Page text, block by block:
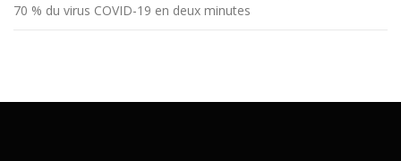
70 % du virus COVID-19 en deux minutes